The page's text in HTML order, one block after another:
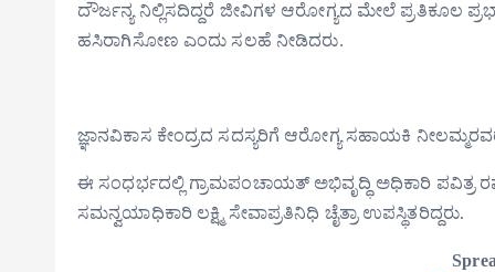
ದೌರ್ಜನ್ಯ ನಿಲ್ಲಿಸದಿದ್ದರೆ ಜೀವಿಗಳ ಆರೋಗ್ಯದ ಮೇಲೆ ಪ್ರತಿಕೂಲ
ಹಸಿರಾಗಿಸೋಣ ಎಂದು ಸಲಹೆ ನೀಡಿದರು.
ಜ್ಞಾನವಿಕಾಸ ಕೇಂದ್ರದ ಸದಸ್ಯರಿಗೆ ಆರೋಗ್ಯ ಸಹಾಯಕಿ
ಈ ಸಂಧರ್ಭದಲ್ಲಿ ಗ್ರಾಮಪಂಚಾಯತ್ ಅಭಿವೃದ್ಧಿ ಅಧಿಕಾರಿ ಪವಿತ್ರ
ಸಮನ್ವಯಾಧಿಕಾರಿ ಲಕ್ಷ್ಮಿ ಸೇವಾಪ್ರತಿನಿಧಿ ಚೈತ್ರಾ ಉಪಸ್ಥಿತರಿದ್ದರು.